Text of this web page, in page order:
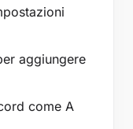
aggiungere
come A